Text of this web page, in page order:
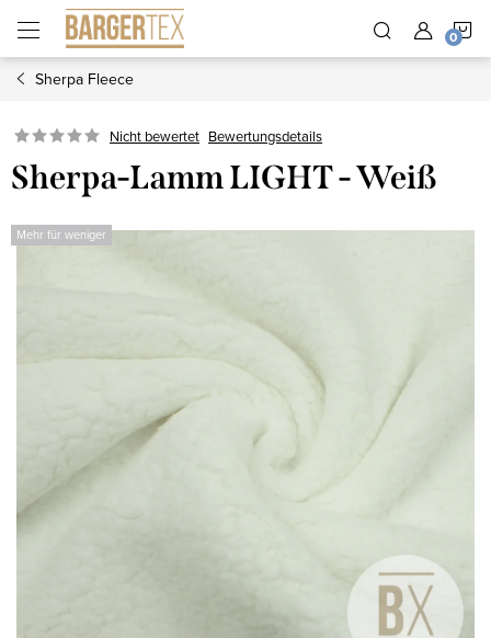
Inhalt
springen
Sherpa Fleece
Nicht bewertet Bewertungsdetails
Sherpa-Lamm LIGHT - Weiß
Mehr für weniger